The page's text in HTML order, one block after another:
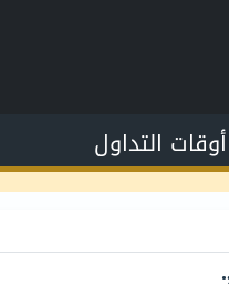
أوقات التداول